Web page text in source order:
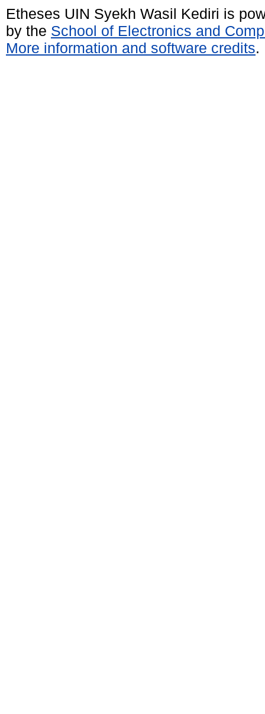
Etheses UIN Syekh Wasil Kediri is
by the School of Electronics and
More information and software credits.